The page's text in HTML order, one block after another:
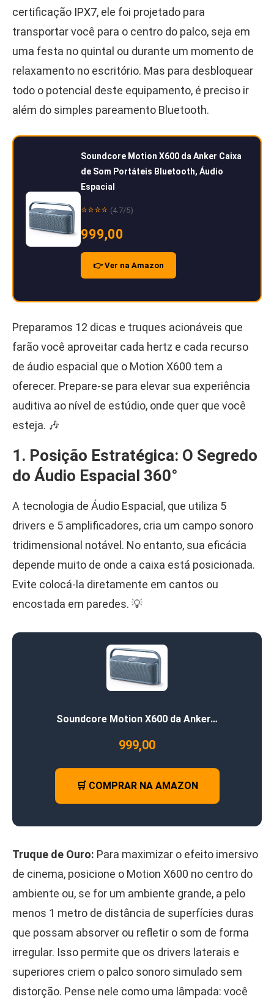
certificação IPX7, ele foi projetado para
transportar você para o centro do palco, seja em
uma festa no quintal ou durante um momento de
relaxamento no escritório. Mas para desbloquear
todo o potencial deste equipamento, é preciso ir
além do simples pareamento Bluetooth.
Soundcore Motion X600 da Anker Caixa
de Som Portáteis Bluetooth, Áudio
Espacial
⭐⭐⭐⭐ (4.7/5)
999,00
👉 Ver na Amazon
Preparamos 12 dicas e truques acionáveis que
farão você aproveitar cada hertz e cada recurso
de áudio espacial que o Motion X600 tem a
oferecer. Prepare-se para elevar sua experiência
auditiva ao nível de estúdio, onde quer que você
esteja. 🎶
1. Posição Estratégica: O Segredo
do Áudio Espacial 360°
A tecnologia de Áudio Espacial, que utiliza 5
drivers e 5 amplificadores, cria um campo sonoro
tridimensional notável. No entanto, sua eficácia
depende muito de onde a caixa está posicionada.
Evite colocá-la diretamente em cantos ou
encostada em paredes. 💡
Soundcore Motion X600 da Anker…
999,00
🛒 COMPRAR NA AMAZON
Truque de Ouro: Para maximizar o efeito imersivo
de cinema, posicione o Motion X600 no centro do
ambiente ou, se for um ambiente grande, a pelo
menos 1 metro de distância de superfícies duras
que possam absorver ou refletir o som de forma
irregular. Isso permite que os drivers laterais e
superiores criem o palco sonoro simulado sem
distorção. Pense nele como uma lâmpada: você